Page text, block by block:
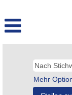
Mehr